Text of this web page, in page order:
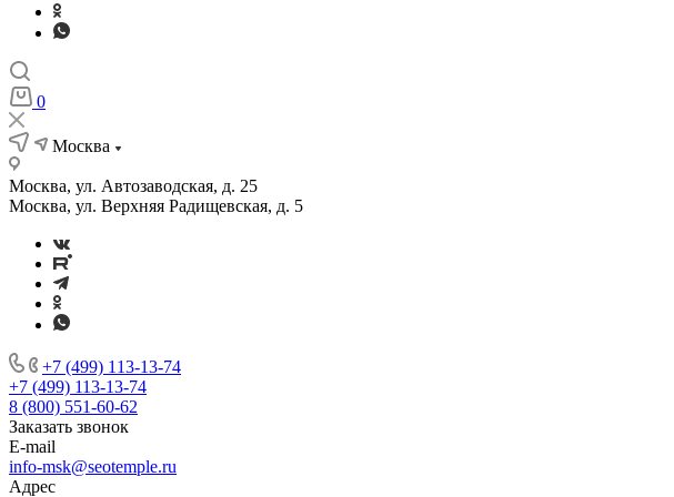
0
Москва
Москва, ул. Автозаводская, д. 25
Москва, ул. Верхняя Радищевская, д. 5
+7 (499) 113-13-74
+7 (499) 113-13-74
8 (800) 551-60-62
Заказать звонок
E-mail
info-msk@seotemple.ru
Адрес